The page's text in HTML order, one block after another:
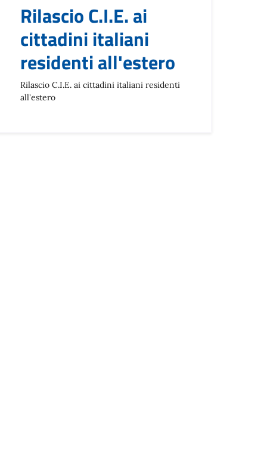
Rilascio C.I.E. ai
cittadini italiani
residenti all'estero
Rilascio C.I.E. ai cittadini italiani residenti
all'estero